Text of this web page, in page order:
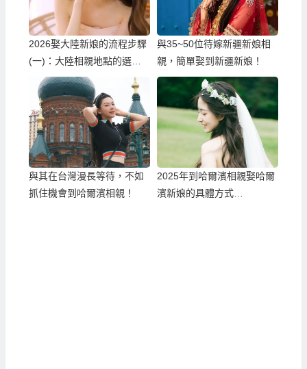
2026娶大陸新娘的流程步驟
(一)：大陸相親地點的選
擇！
與35~50位待嫁新疆新娘相
親，簡單娶到新疆新娘！
與其在台灣漫長等待，不如
抓住機會到哈爾濱相親！
2025年到哈爾濱相親娶哈爾
濱新娘的具體方式…